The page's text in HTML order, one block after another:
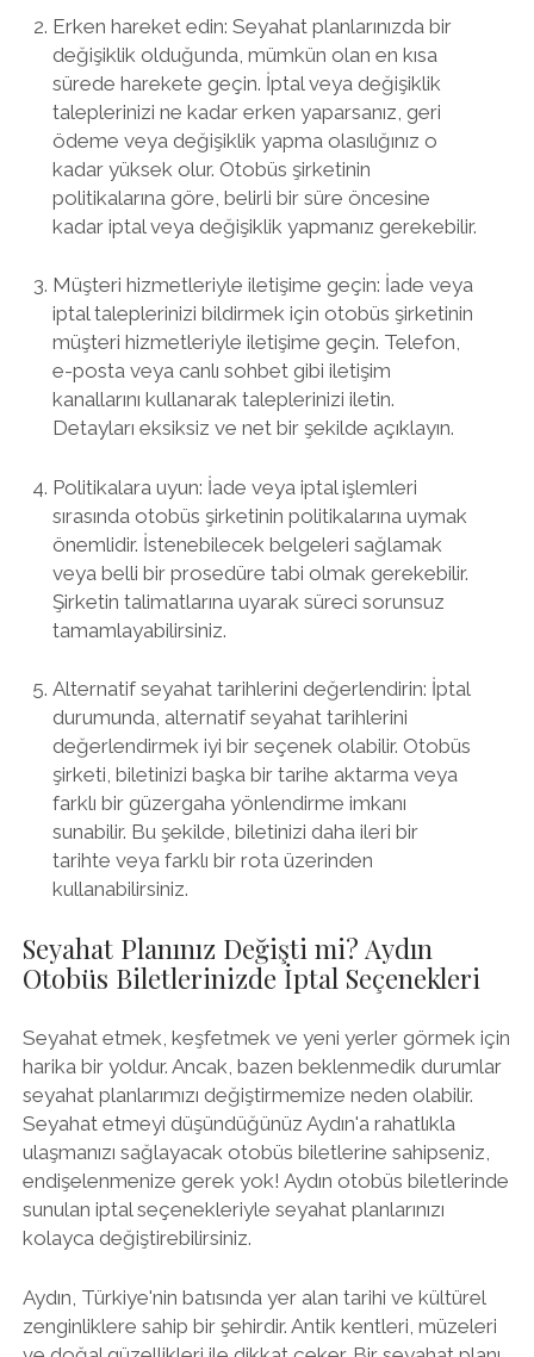
Erken hareket edin: Seyahat planlarınızda bir
değişiklik olduğunda, mümkün olan en kısa
sürede harekete geçin. İptal veya değişiklik
taleplerinizi ne kadar erken yaparsanız, geri
ödeme veya değişiklik yapma olasılığınız o
kadar yüksek olur. Otobüs şirketinin
politikalarına göre, belirli bir süre öncesine
kadar iptal veya değişiklik yapmanız gerekebilir.
Müşteri hizmetleriyle iletişime geçin: İade veya
iptal taleplerinizi bildirmek için otobüs şirketinin
müşteri hizmetleriyle iletişime geçin. Telefon,
e-posta veya canlı sohbet gibi iletişim
kanallarını kullanarak taleplerinizi iletin.
Detayları eksiksiz ve net bir şekilde açıklayın.
Politikalara uyun: İade veya iptal işlemleri
sırasında otobüs şirketinin politikalarına uymak
önemlidir. İstenebilecek belgeleri sağlamak
veya belli bir prosedüre tabi olmak gerekebilir.
Şirketin talimatlarına uyarak süreci sorunsuz
tamamlayabilirsiniz.
Alternatif seyahat tarihlerini değerlendirin: İptal
durumunda, alternatif seyahat tarihlerini
değerlendirmek iyi bir seçenek olabilir. Otobüs
şirketi, biletinizi başka bir tarihe aktarma veya
farklı bir güzergaha yönlendirme imkanı
sunabilir. Bu şekilde, biletinizi daha ileri bir
tarihte veya farklı bir rota üzerinden
kullanabilirsiniz.
Seyahat Planınız Değişti mi? Aydın
Otobüs Biletlerinizde İptal Seçenekleri
Seyahat etmek, keşfetmek ve yeni yerler görmek için
harika bir yoldur. Ancak, bazen beklenmedik durumlar
seyahat planlarımızı değiştirmemize neden olabilir.
Seyahat etmeyi düşündüğünüz Aydın'a rahatlıkla
ulaşmanızı sağlayacak otobüs biletlerine sahipseniz,
endişelenmenize gerek yok! Aydın otobüs biletlerinde
sunulan iptal seçenekleriyle seyahat planlarınızı
kolayca değiştirebilirsiniz.
Aydın, Türkiye'nin batısında yer alan tarihi ve kültürel
zenginliklere sahip bir şehirdir. Antik kentleri, müzeleri